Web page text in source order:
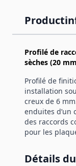
Profilé de
sèches (20
Profilé de
installation
creux de 6
enduites d’un
des raccords
pour les
Détails